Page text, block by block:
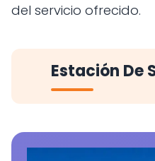
del servicio ofrecido.
Estación De